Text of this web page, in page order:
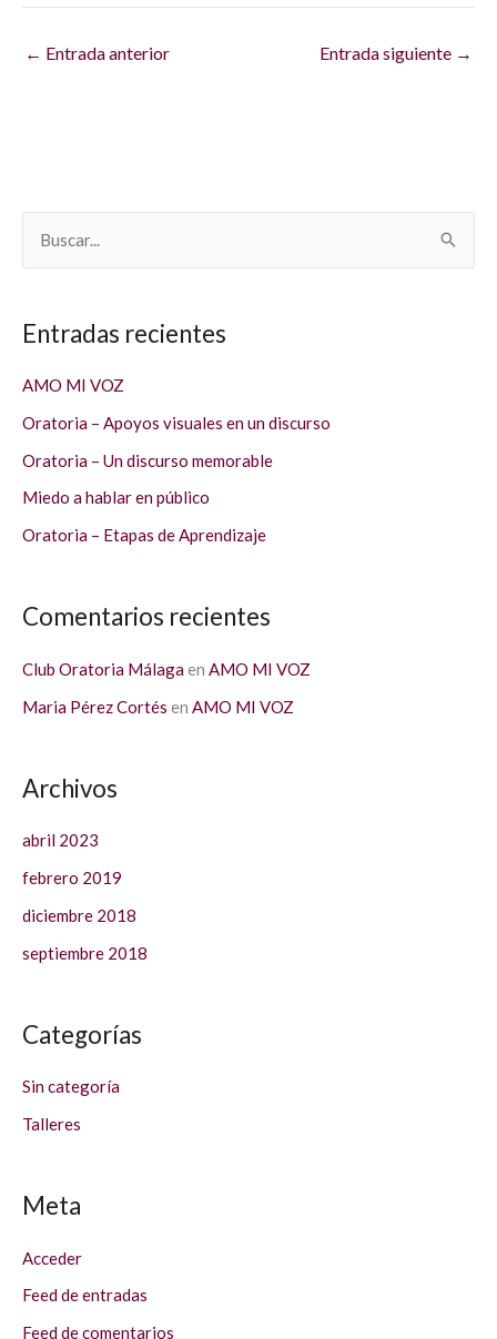
← Entrada anterior Entrada siguiente →
c
a
:
Entradas recientes
AMO MI VOZ
Oratoria – Apoyos visuales en un discurso
Oratoria – Un discurso memorable
Miedo a hablar en público
Oratoria – Etapas de Aprendizaje
Comentarios recientes
Club Oratoria Málagaen AMO MI VOZ
Maria Pérez Cortés en AMO MI VOZ
Archivos
abril 2023
febrero 2019
diciembre 2018
septiembre 2018
Categorías
Sin categoría
Talleres
Meta
Acceder
Feed de entradas
Feed de comentarios